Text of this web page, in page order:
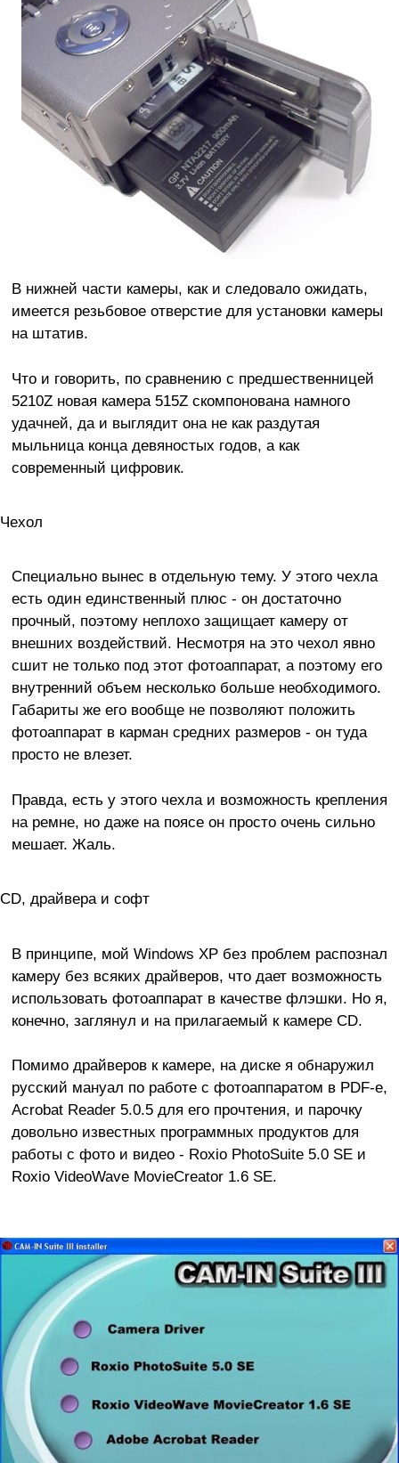
В нижней части камеры, как и следовало ожидать,
имеется резьбовое отверстие для установки камеры
на штатив.
Что и говорить, по сравнению с предшественницей
5210Z новая камера 515Z скомпонована намного
удачней, да и выглядит она не как раздутая
мыльница конца девяностых годов, а как
современный цифровик.
Чехол
Специально вынес в отдельную тему. У этого чехла
есть один единственный плюс - он достаточно
прочный, поэтому неплохо защищает камеру от
внешних воздействий. Несмотря на это чехол явно
сшит не только под этот фотоаппарат, а поэтому его
внутренний объем несколько больше необходимого.
Габариты же его вообще не позволяют положить
фотоаппарат в карман средних размеров - он туда
просто не влезет.
Правда, есть у этого чехла и возможность крепления
на ремне, но даже на поясе он просто очень сильно
мешает. Жаль.
CD, драйвера и софт
В принципе, мой Windows XP без проблем распознал
камеру без всяких драйверов, что дает возможность
использовать фотоаппарат в качестве флэшки. Но я,
конечно, заглянул и на прилагаемый к камере CD.
Помимо драйверов к камере, на диске я обнаружил
русский мануал по работе с фотоаппаратом в PDF-е,
Acrobat Reader 5.0.5 для его прочтения, и парочку
довольно известных программных продуктов для
работы с фото и видео - Roxio PhotoSuite 5.0 SE и
Roxio VideoWave MovieCreator 1.6 SE.